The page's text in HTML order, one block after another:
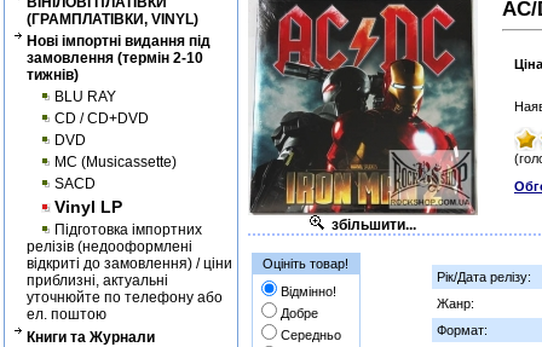
(ГРАМПЛАТІВКИ, VINYL)
Нові імпортні видання під
замовлення (термін 2-10
тижнів)
BLU RAY
CD / CD+DVD
DVD
MC (Musicassette)
SACD
Vinyl LP
Підготовка імпортних
релізів (недооформлені
відкриті до замовлення) / ціни
приблизні, актуальні
уточнюйте по телефону або
ел. поштою
Книги та Журнали
збільшити...
AC/
Оцініть товар!
Відмінно!
Добре
Середньо
Рік/Дата релізу:
Жанр:
Формат: